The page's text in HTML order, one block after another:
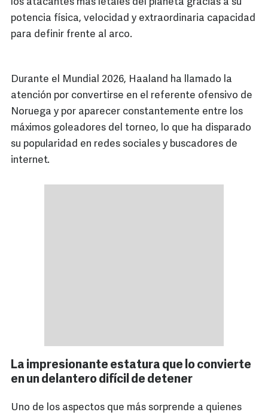
los atacantes más letales del planeta gracias a su
potencia física, velocidad y extraordinaria capacidad
para definir frente al arco.
Durante el Mundial 2026, Haaland ha llamado la
atención por convertirse en el referente ofensivo de
Noruega y por aparecer constantemente entre los
máximos goleadores del torneo, lo que ha disparado
su popularidad en redes sociales y buscadores de
internet.
La impresionante estatura que lo convierte
en un delantero difícil de detener
Uno de los aspectos que más sorprende a quienes